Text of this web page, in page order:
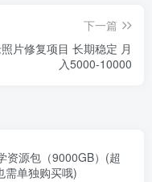
下一篇
片修复项目 长期稳定 月
入5000-10000
资源包（9000GB）(超
需单独购买哦)